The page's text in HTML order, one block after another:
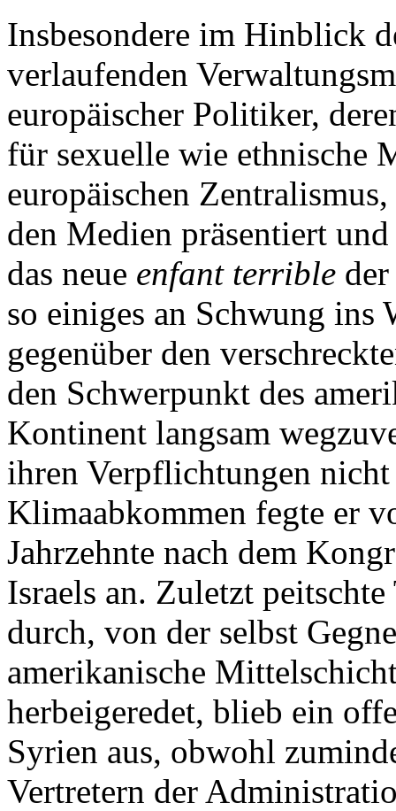
Insbesondere im Hinblick
verlaufenden
europäischer Politiker,
für sexuelle wie ethnische
europäischen
den Medien präsentiert
das neue enfant terrible
so einiges an Schwung ins
gegenüber den
den Schwerpunkt des
Kontinent langsam
ihren Verpflichtungen
Klimaabkommen fegte er
Jahrzehnte nach dem
Israels an. Zuletzt
durch, von der selbst
amerikanische
herbeigeredet, blieb ein
Syrien aus, obwohl
Vertretern der